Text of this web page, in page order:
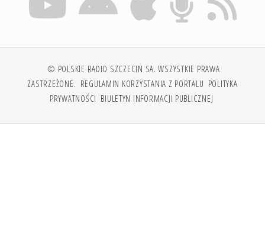
© POLSKIE RADIO SZCZECIN SA. WSZYSTKIE PRAWA
ZASTRZEŻONE. REGULAMIN KORZYSTANIA Z PORTALU POLITYKA
PRYWATNOŚCI BIULETYN INFORMACJI PUBLICZNEJ